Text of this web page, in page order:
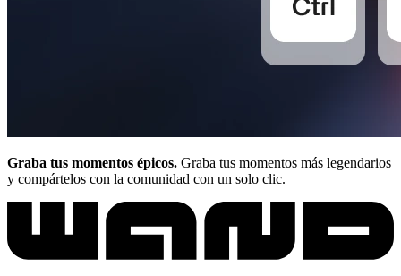
Graba tus momentos épicos. Graba tus momentos más legendarios
y compártelos con la comunidad con un solo clic.